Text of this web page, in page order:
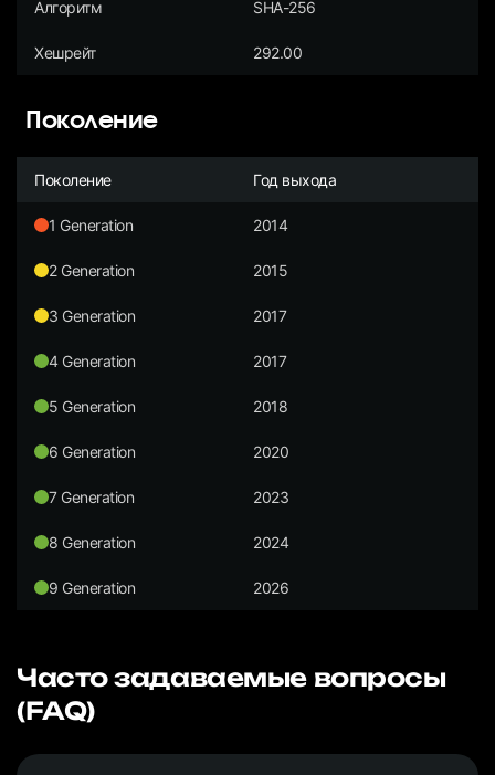
Алгоритм SHA-256
Хешрейт 292.00
Поколение
Поколение Год выхода
1 Generation 2014
2 Generation 2015
3 Generation 2017
4 Generation 2017
5 Generation 2018
6 Generation 2020
7 Generation 2023
8 Generation 2024
9 Generation 2026
Часто задаваемые вопросы
(FAQ)